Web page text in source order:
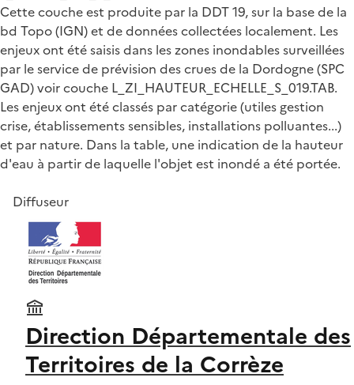
Cette couche est produite par la DDT 19, sur la base de la
bd Topo (IGN) et de données collectées localement. Les
enjeux ont été saisis dans les zones inondables surveillées
par le service de prévision des crues de la Dordogne (SPC
GAD) voir couche L_ZI_HAUTEUR_ECHELLE_S_019.TAB.
Les enjeux ont été classés par catégorie (utiles gestion
crise, établissements sensibles, installations polluantes...)
et par nature. Dans la table, une indication de la hauteur
d'eau à partir de laquelle l'objet est inondé a été portée.
Diffuseur
Direction Départementale des
Territoires de la Corrèze